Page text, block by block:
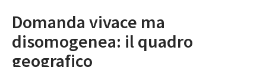
Domanda vivace ma
disomogenea: il quadro
geografico